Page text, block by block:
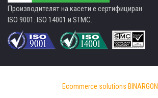
Производителят на касети е сертифициран
ISO 9001. ISO 14001 и STMC.
Ecommerce solutions